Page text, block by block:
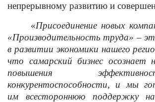
непрерывному развитию и
«Присоединение новых
«Производительность труда» –
в развитии экономики нашего
что самарский бизнес осознает
повышения
конкурентоспособности, и мы
им всестороннюю поддержку